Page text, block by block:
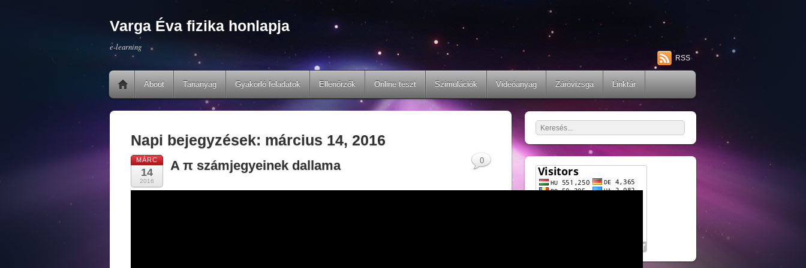
Varga Éva fizika honlapja
e-learning
RSS
About Tananyag Gyakorló feladatok Ellenőrzők Online teszt Szimulációk Videóanyag Záróvizsga Linktár
Napi bejegyzések: március 14, 2016
MÁRC
14
2016
A π számjegyeinek dallama 0